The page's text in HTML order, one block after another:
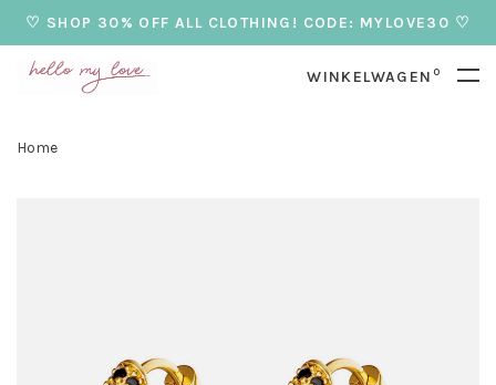
♡ SHOP 30% OFF ALL CLOTHING! CODE: MYLOVE30 ♡
WINKELWAGEN 0
Home